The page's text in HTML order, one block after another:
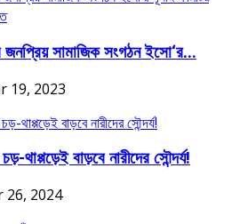
জনপ্রিয় সামাজিক সংগঠন ইসো‘র...
19, 2023
থাপ্পড়েই বাড়বে নারীদের সৌন্দর্য!
26, 2024